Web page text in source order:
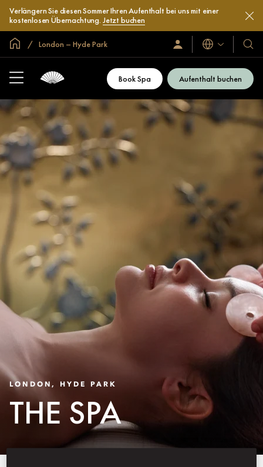
Verlängern Sie diesen Sommer Ihren Aufenthalt bei uns mit einer
kostenlosen Übernachtung. Jetzt buchen
In der Welt zu Hause
London – Hyde Park
Anmelden/Jetzt
beitreten
Sprachen
und
Book Spa Aufenthalt buchen
LONDON, HYDE PARK
THE SPA